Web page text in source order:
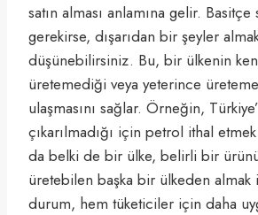
satın alması anlamına gelir.
gerekirse, dışarıdan bir şeyler
düşünebilirsiniz. Bu, bir ülkenin
üretemediği veya yeterince
ulaşmasını sağlar. Örneğin,
çıkarılmadığı için petrol ithal
da belki de bir ülke, belirli bir
üretebilen başka bir ülkeden almak
durum, hem tüketiciler için daha